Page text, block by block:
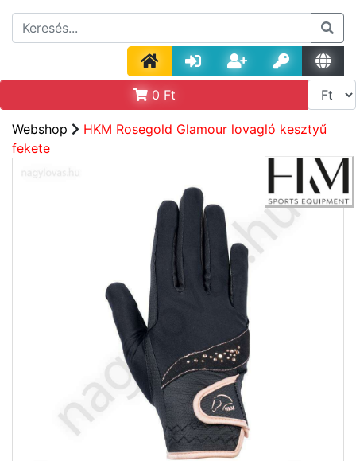
0 Ft
Webshop
HKM Rosegold Glamour lovagló kesztyű
fekete